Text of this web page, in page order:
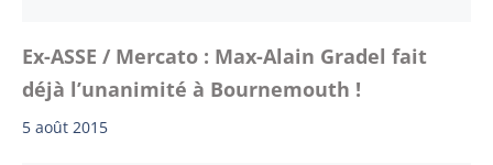
Ex-ASSE / Mercato : Max-Alain Gradel fait
déjà l’unanimité à Bournemouth !
5 août 2015